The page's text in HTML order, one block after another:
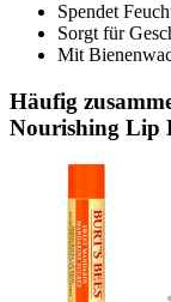
Spendet
Sorgt für
Mit
Häufig
Nourishing Lip